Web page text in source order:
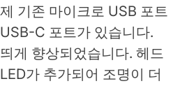
기존 마이크로 USB 포트
C 포트가 있습니다.
게 향상되었습니다. 헤드
가 추가되어 조명이 더